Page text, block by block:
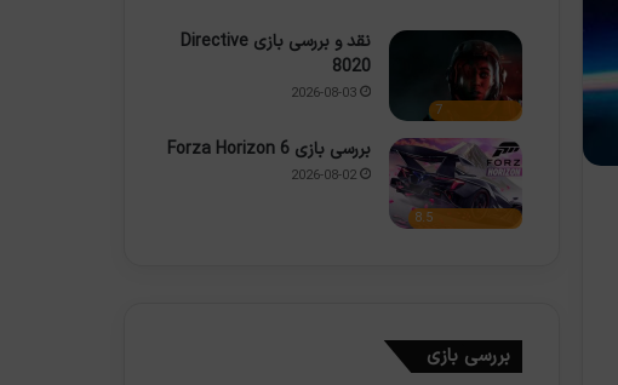
7
نقد و بررسی بازی Directive
8020
2026-08-03
8.5
بررسی بازی Forza Horizon 6
2026-08-02
بررسی بازی